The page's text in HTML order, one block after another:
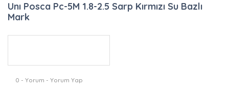
Unı Posca Pc-5M 1.8-2.5 Sarp Kırmızı Su Bazlı
Mark
0 - Yorum - Yorum Yap